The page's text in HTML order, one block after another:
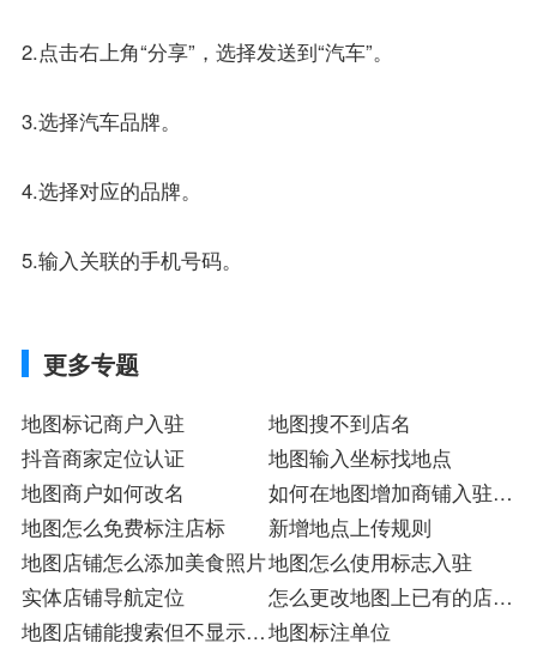
2.点击右上角“分享”，选择发送到“汽车”。
3.选择汽车品牌。
4.选择对应的品牌。
5.输入关联的手机号码。
更多专题
地图标记商户入驻
地图搜不到店名
抖音商家定位认证
地图输入坐标找地点
地图商户如何改名
如何在地图增加商铺入驻注
册
地图怎么免费标注店标
新增地点上传规则
地图店铺怎么添加美食照片地图怎么使用标志入驻
实体店铺导航定位
怎么更改地图上已有的店名
标
地图店铺能搜索但不显示入地图标注单位